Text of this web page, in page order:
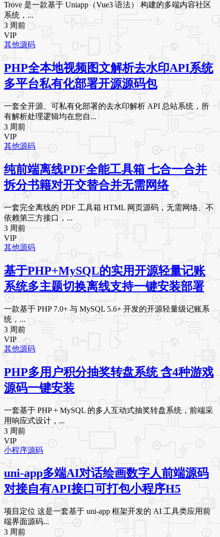
Trove 是一款基于 Uniapp（Vue3 语法） 构建的多端内容社区
系统，...
3 周前
VIP
其他源码
PHP全本地视频图文解析去水印API系统
多平台私有化部署开源源码包
一套全开源、可私有化部署的去水印解析 API 总站系统，所
有解析处理逻辑均在您自...
3 周前
VIP
其他源码
纯前端离线PDF全能工具箱 七合一合并
拆分书籍对开交替合并无需网络
一套完全离线的 PDF 工具箱 HTML 网页源码，无需网络、不
依赖第三方接口，...
3 周前
VIP
其他源码
基于PHP+MySQL的实用开源轻量记账
系统多主题切换离线支持一键安装部署
一款基于 PHP 7.0+ 与 MySQL 5.6+ 开发的开源轻量级记账系
统，...
3 周前
VIP
其他源码
PHP多用户积分抽奖转盘系统 含4种游戏
源码一键安装
一套基于 PHP + MySQL 的多人互动式抽奖转盘系统，前端采
用响应式设计，...
3 周前
VIP
小程序源码
uni-app多端AI对话绘画数字人前端源码
对接自有API接口可打包小程序H5
项目定位 这是一套基于 uni-app 框架开发的 AI 工具类应用前
端界面源码...
3 周前